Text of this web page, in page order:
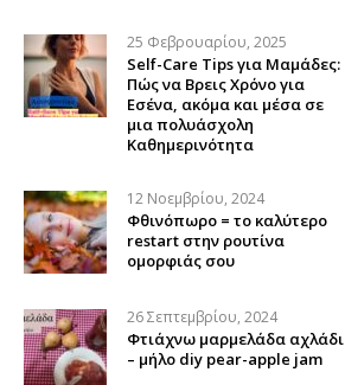
25 Φεβρουαρίου, 2025
Self-Care Tips για Μαμάδες:
Πώς να Βρεις Χρόνο για
Εσένα, ακόμα και μέσα σε
μια πολυάσχολη
Καθημερινότητα
12 Νοεμβρίου, 2024
Φθινόπωρο = το καλύτερο
restart στην ρουτίνα
ομορφιάς σου
26 Σεπτεμβρίου, 2024
Φτιάχνω μαρμελάδα αχλάδι
– μήλο diy pear-apple jam